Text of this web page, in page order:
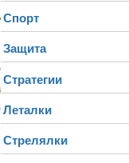
Спорт
Защита
Стратегии
Леталки
Стрелялки